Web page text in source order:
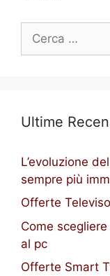
per:
Ultime
L’evoluzione
sempre più
Offerte
Come
al pc
Offerte Smart